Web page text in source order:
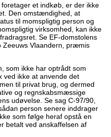
et indkøb, er der ikke
Den omstændighed, at
til momspligtig person og
virksomhed, kan ikke
Se EF-domstolens
Zeeuws Vlaandern, præmis
som ikke har optrådt som
ved ikke at anvende det
til privat brug, og dermed
og regnskabsmæssige
udøvelse. Se sag C-97/90,
person senere inddrager
som følge heraf opstå en
betalt ved anskaffelsen af